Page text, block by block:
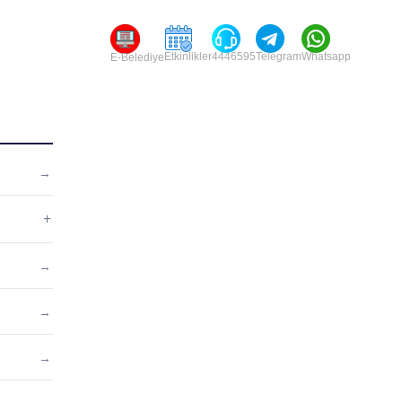
E-Belediye Etkinlikler4446595TelegramWhatsapp
→
+
→
→
→